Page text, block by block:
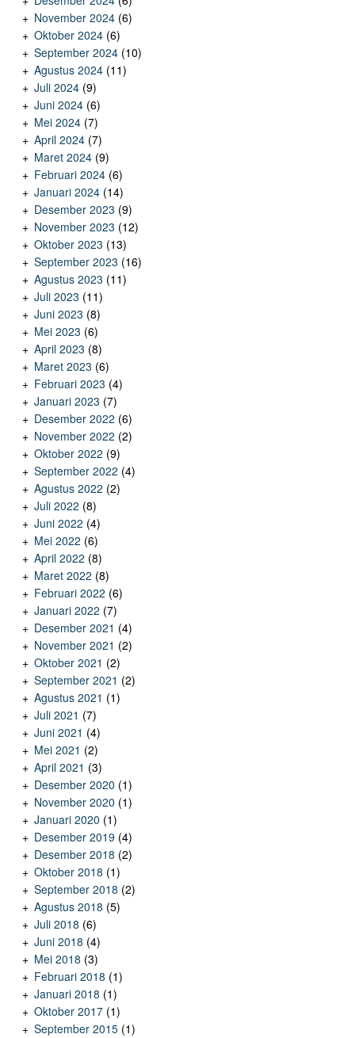
November 2024(6)
Oktober 2024(6)
September 2024(10)
Agustus 2024(11)
Juli 2024(9)
Juni 2024(6)
Mei 2024(7)
April 2024(7)
Maret 2024(9)
Februari 2024(6)
Januari 2024(14)
Desember 2023 (9)
November 2023 (12)
Oktober 2023 (13)
September 2023 (16)
Agustus 2023 (11)
Juli 2023 (11)
Juni 2023 (8)
Mei 2023 (6)
April 2023 (8)
Maret 2023 (6)
Februari 2023 (4)
Januari 2023 (7)
Desember 2022 (6)
November 2022 (2)
Oktober 2022 (9)
September 2022 (4)
Agustus 2022 (2)
Juli 2022 (8)
Juni 2022 (4)
Mei 2022 (6)
April 2022 (8)
Maret 2022 (8)
Februari 2022 (6)
Januari 2022 (7)
Desember 2021 (4)
November 2021 (2)
Oktober 2021 (2)
September 2021 (2)
Agustus 2021 (1)
Juli 2021 (7)
Juni 2021 (4)
Mei 2021 (2)
April 2021 (3)
Desember 2020 (1)
November 2020 (1)
Januari 2020 (1)
Desember 2019 (4)
Desember 2018 (2)
Oktober 2018 (1)
September 2018 (2)
Agustus 2018 (5)
Juli 2018 (6)
Juni 2018 (4)
Mei 2018 (3)
Februari 2018 (1)
Januari 2018 (1)
Oktober 2017(1)
September 2015(1)